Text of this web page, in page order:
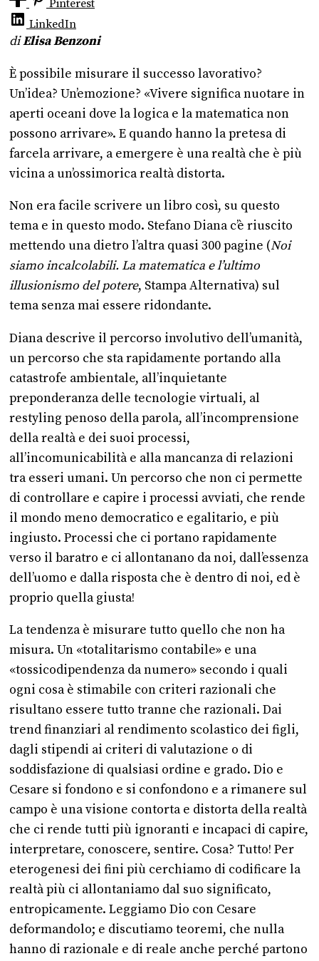
Pinterest
LinkedIn
diElisa Benzoni
È possibile misurare il successo lavorativo?
Un’idea? Un’emozione? «Vivere significa nuotare in
aperti oceani dove la logica e la matematica non
possono arrivare». E quando hanno la pretesa di
farcela arrivare, a emergere è una realtà che è più
vicina a un’ossimorica realtà distorta.
Non era facile scrivere un libro così, su questo
tema e in questo modo. Stefano Diana c’è riuscito
mettendo una dietro l’altra quasi 300 pagine (Noi
siamo incalcolabili. La matematica e l’ultimo
illusionismo del potere, Stampa Alternativa) sul
tema senza mai essere ridondante.
Diana descrive il percorso involutivo dell’umanità,
un percorso che sta rapidamente portando alla
catastrofe ambientale, all’inquietante
preponderanza delle tecnologie virtuali, al
restyling penoso della parola, all’incomprensione
della realtà e dei suoi processi,
all’incomunicabilità e alla mancanza di relazioni
tra esseri umani. Un percorso che non ci permette
di controllare e capire i processi avviati, che rende
il mondo meno democratico e egalitario, e più
ingiusto. Processi che ci portano rapidamente
verso il baratro e ci allontanano da noi, dall’essenza
dell’uomo e dalla risposta che è dentro di noi, ed è
proprio quella giusta!
La tendenza è misurare tutto quello che non ha
misura. Un «totalitarismo contabile» e una
«tossicodipendenza da numero» secondo i quali
ogni cosa è stimabile con criteri razionali che
risultano essere tutto tranne che razionali. Dai
trend finanziari al rendimento scolastico dei figli,
dagli stipendi ai criteri di valutazione o di
soddisfazione di qualsiasi ordine e grado. Dio e
Cesare si fondono e si confondono e a rimanere sul
campo è una visione contorta e distorta della realtà
che ci rende tutti più ignoranti e incapaci di capire,
interpretare, conoscere, sentire. Cosa? Tutto! Per
eterogenesi dei fini più cerchiamo di codificare la
realtà più ci allontaniamo dal suo significato,
entropicamente. Leggiamo Dio con Cesare
deformandolo; e discutiamo teoremi, che nulla
hanno di razionale e di reale anche perché partono